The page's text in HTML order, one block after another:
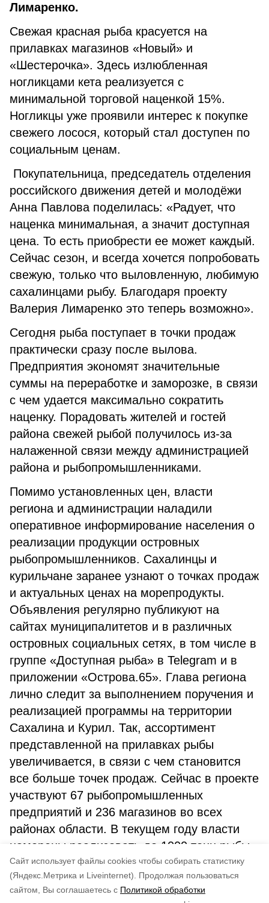
Cайт использует файлы cookies чтобы собирать статистику
(Яндекс.Метрика и Liveinternet).
Продолжая пользоваться
сайтом, Вы соглашаетесь с Политикой обработки
Лимаренко.
Свежая красная рыба красуется на
прилавках магазинов «Новый» и
«Шестерочка». Здесь излюбленная
ногликцами кета реализуется с
минимальной торговой наценкой 15%.
Ногликцы уже проявили интерес к покупке
свежего лосося, который стал доступен по
социальным ценам.
Покупательница, председатель отделения
российского движения детей и молодёжи
Анна Павлова поделилась: «Радует, что
наценка минимальная, а значит доступная
цена. То есть приобрести ее может каждый.
Сейчас сезон, и всегда хочется попробовать
свежую, только что выловленную, любимую
сахалинцами рыбу. Благодаря проекту
Валерия Лимаренко это теперь возможно».
Сегодня рыба поступает в точки продаж
практически сразу после вылова.
Предприятия экономят значительные
суммы на переработке и заморозке, в связи
с чем удается максимально сократить
наценку. Порадовать жителей и гостей
района свежей рыбой получилось из-за
налаженной связи между администрацией
района и рыбопромышленниками.
Помимо установленных цен, власти
региона и администрации наладили
оперативное информирование населения о
реализации продукции островных
рыбопромышленников. Сахалинцы и
курильчане заранее узнают о точках продаж
и актуальных ценах на морепродукты.
Объявления регулярно публикуют на
сайтах муниципалитетов и в различных
островных социальных сетях, в том числе в
группе «Доступная рыба» в Telegram и в
приложении «Острова.65». Глава региона
лично следит за выполнением поручения и
реализацией программы на территории
Сахалина и Курил. Так, ассортимент
представленной на прилавках рыбы
увеличивается, в связи с чем становится
все больше точек продаж. Сейчас в проекте
участвуют 67 рыбопромышленных
предприятий и 236 магазинов во всех
районах области. В текущем году власти
намерены реализовать до 1000 тонн рыбы.
Автор: Анна РОБАК